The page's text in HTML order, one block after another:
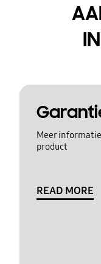
Meer
product
READ MORE